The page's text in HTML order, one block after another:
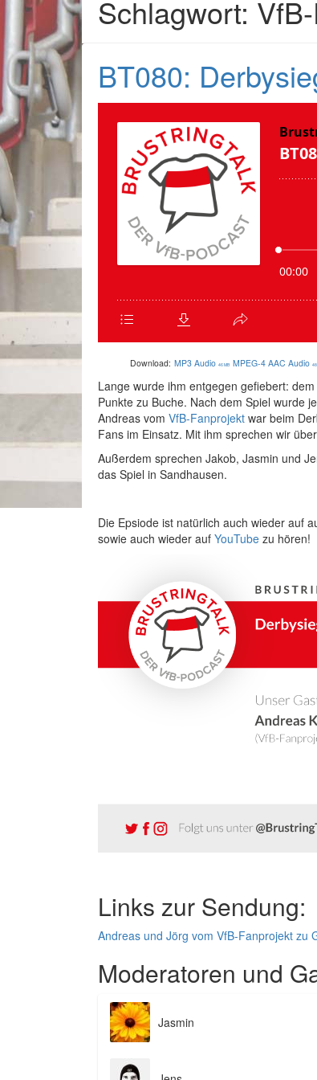
Schlagwort:
BT080:
Download: MP3 Audio 46 MB MPEG-4 AAC Audio
Lange wurde ihm entgegen gefiebert:
Punkte zu Buche. Nach dem Spiel wurde
Andreas vom VfB-Fanprojekt war beim
Fans im Einsatz. Mit ihm sprechen wir
Außerdem sprechen Jakob, Jasmin und
das Spiel in Sandhausen.
Die Epsiode ist natürlich auch wieder auf
sowie auch wieder auf YouTube zu hören!
Links zur Sendung:
Andreas und Jörg vom VfB-Fanprojekt zu
Moderatoren und
Jasmin